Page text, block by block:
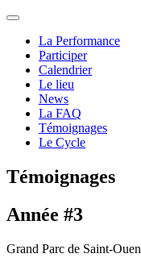
La Performance
Participer
Calendrier
Le lieu
News
La FAQ
Témoignages
Le Cycle
Témoignages
Année #3
Grand Parc de Saint-